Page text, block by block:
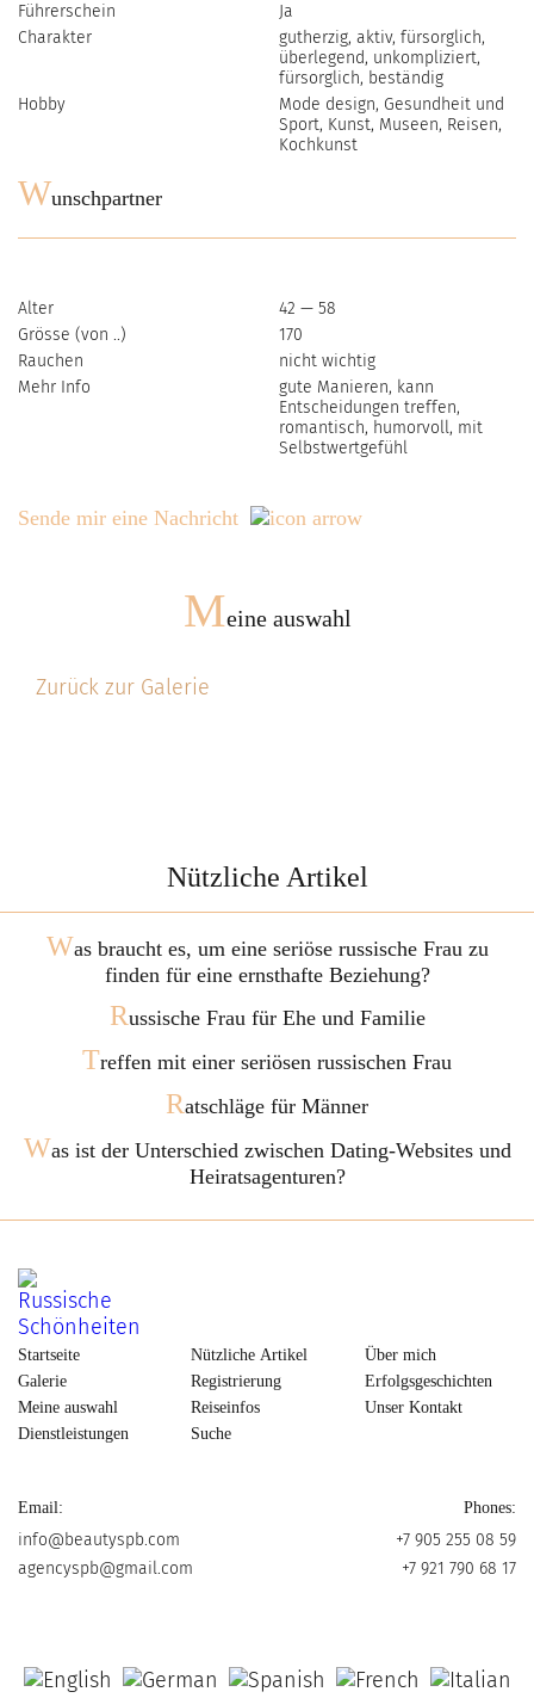
Führerschein
Ja
Charakter
gutherzig, aktiv, fürsorglich,
überlegend, unkompliziert,
fürsorglich, beständig
Hobby
Mode design, Gesundheit und
Sport, Kunst, Museen, Reisen,
Kochkunst
Wunschpartner
Alter
42 — 58
Grösse (von ..)
170
Rauchen
nicht wichtig
Mehr Info
gute Manieren, kann
Entscheidungen treffen,
romantisch, humorvoll, mit
Selbstwertgefühl
Sende mir eine Nachricht
Meine auswahl
Zurück zur Galerie
Nützliche Artikel
Was braucht es, um eine seriöse russische Frau zu
finden für eine ernsthafte Beziehung?
Russische Frau für Ehe und Familie
Treffen mit einer seriösen russischen Frau
Ratschläge für Männer
Was ist der Unterschied zwischen Dating-Websites und
Heiratsagenturen?
Startseite
Galerie
Meine auswahl
Dienstleistungen
Nützliche Artikel
Registrierung
Reiseinfos
Suche
Über mich
Erfolgsgeschichten
Unser Kontakt
Email:
info@beautyspb.com
agencyspb@gmail.com
Phones:
+7 905 255 08 59
+7 921 790 68 17